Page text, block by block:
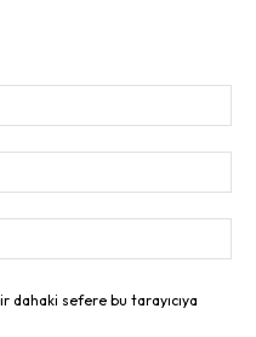
dahaki sefere bu tarayıcıya